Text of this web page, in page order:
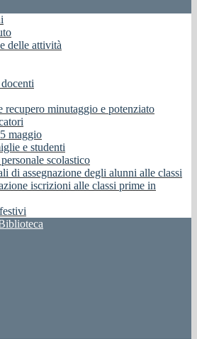
delle attività
recupero minutaggio e potenziato
maggio
e studenti
scolastico
di assegnazione degli alunni alle classi
iscrizioni alle classi prime in